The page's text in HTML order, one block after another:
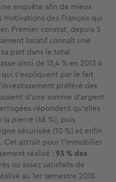
enquête afin de mieux
des Français qui
Premier constat, depuis 5
locatif connaît une
part dans le total
ainsi de 13,4 % en 2013 à
qui s’expliquent par le fait
préféré des
d’une somme d’argent
répondent qu’elles
pierre (68 %), puis
sécurisée (10 %) et enfin
Cet attrait pour l’immobilier
réalisé : 93 % des
ou assez satisfaits de
au 1er semestre 2018.